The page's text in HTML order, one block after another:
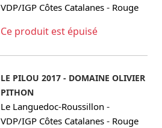
VDP/IGP Côtes Catalanes - Rouge
Ce produit est épuisé
LE PILOU 2017 - DOMAINE OLIVIER
PITHON
Le Languedoc-Roussillon -
VDP/IGP Côtes Catalanes - Rouge